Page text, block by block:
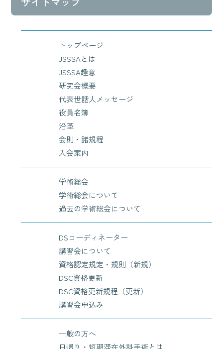
トップページ
JSSSAとは
JSSSA趣意
研究会概要
代表世話人メッセージ
役員名簿
沿革
会則・諸規程
入会案内
学術総会
学術総会について
過去の学術総会について
DSコーディネーター
講習会について
資格認定規定・規則（新規）
DSC資格更新
DSC資格更新規程（更新）
講習会申込み
一般の方へ
日帰り・短期滞在外科手術とは